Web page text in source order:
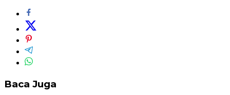
Baca Juga